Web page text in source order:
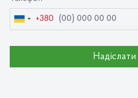
Україна
+380
+380
Надіслати